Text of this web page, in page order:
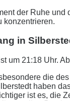
der Ruhe
konzentrieren.
in
um 21:18 Uhr.
die
haben
ist es, die